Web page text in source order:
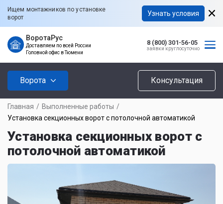
Ищем монтажников по установке
ворот
Узнать условия
ВоротаРус
Доставляем по всей России
Головной офис в Тюмени
8 (800) 301-56-05
заявки круглосуточно
Ворота Консультация
Главная / Выполненные работы /
Установка секционных ворот с потолочной автоматикой
Установка секционных ворот с
потолочной автоматикой